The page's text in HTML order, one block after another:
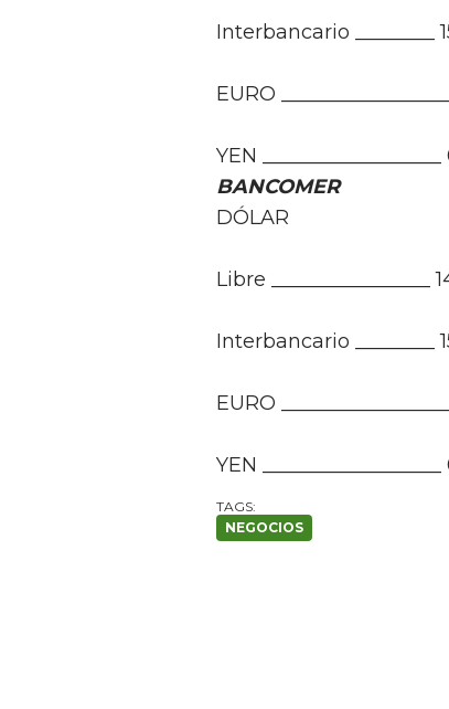
Interbancario ________
EURO
YEN
BANCOMER
DÓLAR
Libre ________________
Interbancario ________
EURO
YEN
NEGOCIOS